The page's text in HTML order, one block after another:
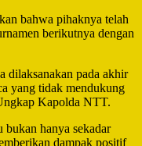
bahwa pihaknya telah
berikutnya dengan
dilaksanakan pada akhir
yang tidak mendukung
Kapolda NTT.
hanya sekadar
dampak positif